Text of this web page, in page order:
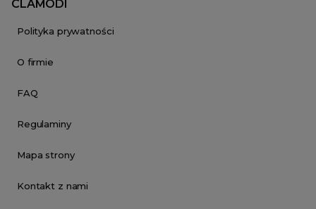
CLAMODI
Polityka prywatności
O firmie
FAQ
Regulaminy
Mapa strony
Kontakt z nami